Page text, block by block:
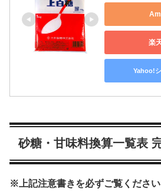
楽
Yahoo!
砂糖・甘味料換算一覧表
※上記注意書きを必ずご覧ください